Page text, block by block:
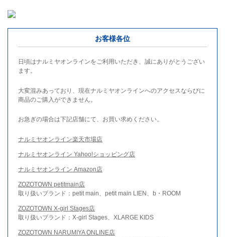
お客様各位
日頃はナルミヤオンラインをご利用いただき、誠にありがとうござい
ます。
大変混みあっており、現在ナルミヤオンラインへのアクセスならびに
商品のご購入ができません。
お急ぎの場合は下記店舗にて、お買い求めください。
ナルミヤオンライン楽天市場店
ナルミヤオンライン Yahoo!ショッピング店
ナルミヤオンライン Amazon店
ZOZOTOWN petitmain店
取り扱いブランド：petit main、petit main LIEN、b・ROOM
ZOZOTOWN X-girl Stages店
取り扱いブランド：X-girl Stages、XLARGE KIDS
ZOZOTOWN NARUMIYA ONLINE店